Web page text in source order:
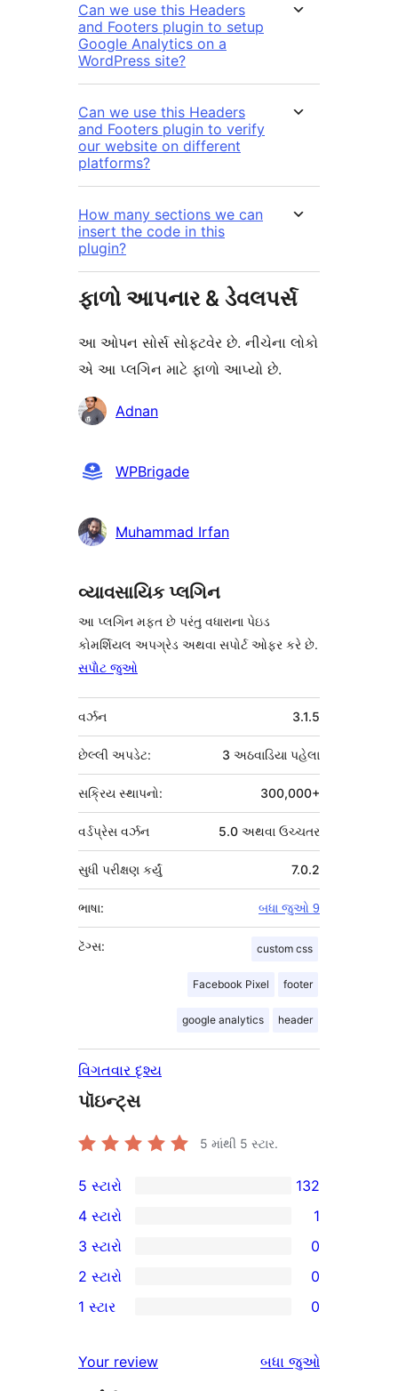
Can we use this Headers
and Footers plugin to setup
Google Analytics on a
WordPress site?
Can we use this Headers
and Footers plugin to verify
our website on different
platforms?
How many sections we can
insert the code in this
plugin?
ફાળો આપનાર & ડેવલપર્સ
આ ઓપન સોર્સ સોફ્ટવેર છે. નીચેના લોકો
એ આ પ્લગિન માટે ફાળો આપ્યો છે.
ફાળો Adnan
WPBrigade
Muhammad Irfan
વ્યાવસાયિક પ્લગિન
આ પ્લગિન મફત છે પરંતુ વધારાના પેઇડ
કોમર્શિયલ અપગ્રેડ અથવા સપોર્ટ ઓફર કરે છે.
સપોૅટ જુઓ
મેટા
વર્ઝન 3.1.5
છેલ્લી અપડેટ: 3 અઠવાડિયા પહેલા
સક્રિય સ્થાપનો: 300,000+
વર્ડપ્રેસ વર્ઝન 5.0 અથવા ઉચ્ચતર
7.0.2
સુધી પરીક્ષણ કર્યું
ભાષા: બધા જુઓ 9
ટૅગ્સ: custom css
Facebook Pixel footer
google analytics header
વિગતવાર દૃશ્ય
પૉઇન્ટ્સ
5 માંથી 5 સ્ટાર.
132
5-
સ્ટાર
સમીક્ષાઓ
5 સ્ટારો 132
4-
સ્ટાર
સમીક્ષા
4 સ્ટારો 1
0
3-
સ્ટાર
3 સ્ટારો 0
2-
સમીક્ષાઓ
2 સ્ટારો 0
સ્ટાર
1 સ્ટાર 0
Your review બધા સમીક્ષાઓ
જુઓ